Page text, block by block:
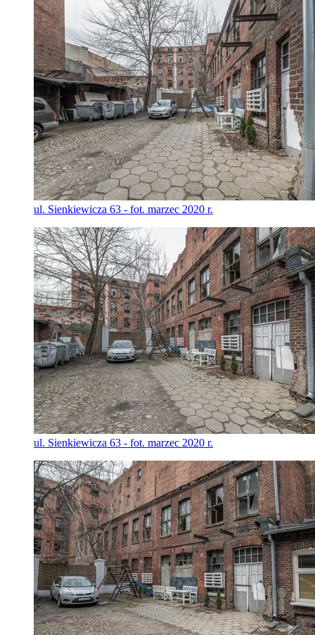
ul. Sienkiewicza 63 - fot. marzec 2020 r.
ul. Sienkiewicza 63 - fot. marzec 2020 r.